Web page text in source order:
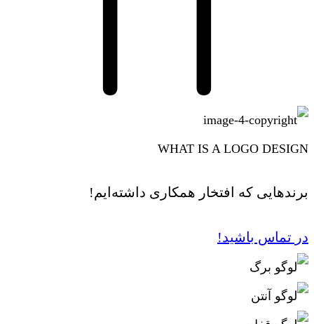
WHAT IS A LOGO DESIGN
برندهایی که افتخار همکاری داشته‌ایم!
در تماس باشید!